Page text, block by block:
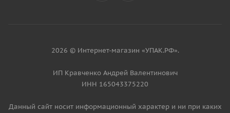
2026 © Интернет-магазин «УПАК.РФ».
ИП Кравченко Андрей Валентинович
ИНН 165043375220
Данный сайт носит информационный характер и ни при каких